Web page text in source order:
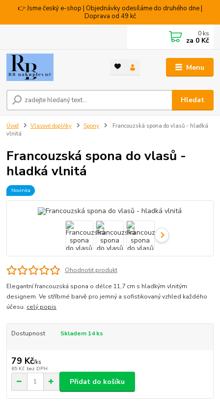
👉 Jsme český e-shop | Objednávky odesíláme do druhého dne |
Doprava od 49 kč
Menu
Hledat
0 ks
za 0 Kč
Úvod Vlasové doplňky Spony
Francouzská spona do vlasů - hladká
vlnitá
Francouzská spona do vlasů -
hladká vlnitá
Novinka
Ohodnotit produkt
Elegantní francouzská spona o délce 11,7 cm s hladkým vlnitým
designem. Ve stříbrné barvě pro jemný a sofistikovaný vzhled každého
účesu. celý popis
Dostupnost Skladem 14 ks
79 Kč/ks
65 Kč bez DPH
Přidat do košíku